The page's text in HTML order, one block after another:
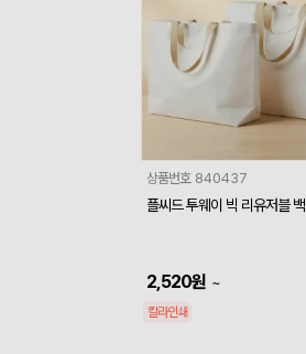
상품번호 840437
플씨드 투웨이 빅 리유저블 백
2,520원 ~
칼라인쇄